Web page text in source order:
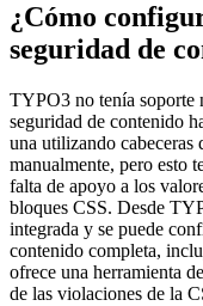
¿Cómo
seguridad de
TYPO3 no tenía soporte
seguridad de contenido
una utilizando
manualmente, pero esto
falta de apoyo a los
bloques CSS. Desde
integrada y se puede
contenido completa,
ofrece una herramienta
de las violaciones de la